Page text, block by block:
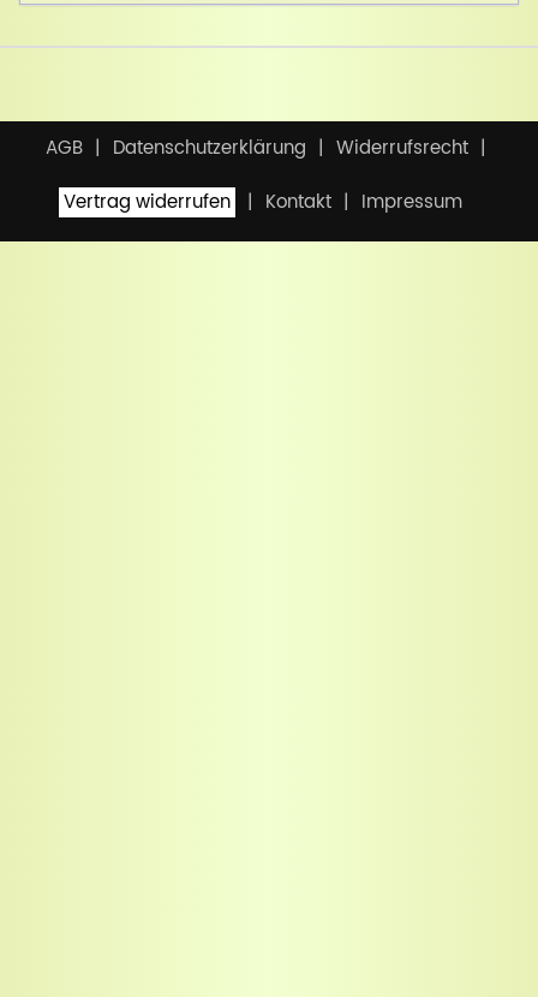
AGB Datenschutzerklärung
Widerrufsrecht
Vertrag widerrufen
Kontakt Impressum